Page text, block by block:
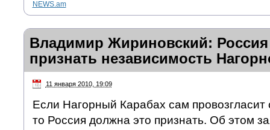
NEWS.am
Владимир Жириновский:
признать независимость
11 января 2010, 19:09
Если Нагорный Карабах сам провозгласит
то Россия должна это признать. Об этом